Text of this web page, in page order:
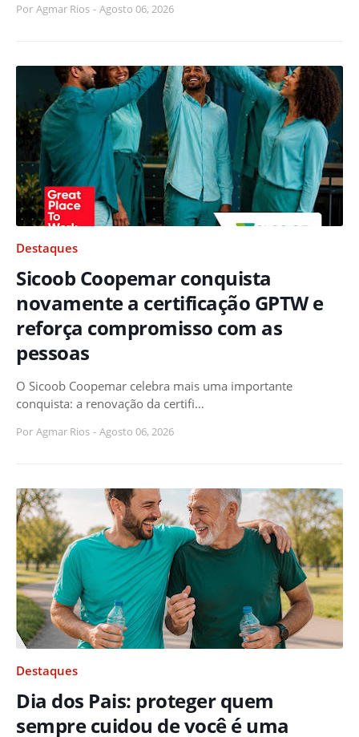
Por Agmar Rios - Agosto 06, 2026
Destaques
Sicoob Coopemar conquista
novamente a certificação GPTW e
reforça compromisso com as
pessoas
O Sicoob Coopemar celebra mais uma importante
conquista: a renovação da certifi…
Por Agmar Rios - Agosto 06, 2026
Destaques
Dia dos Pais: proteger quem
sempre cuidou de você é uma